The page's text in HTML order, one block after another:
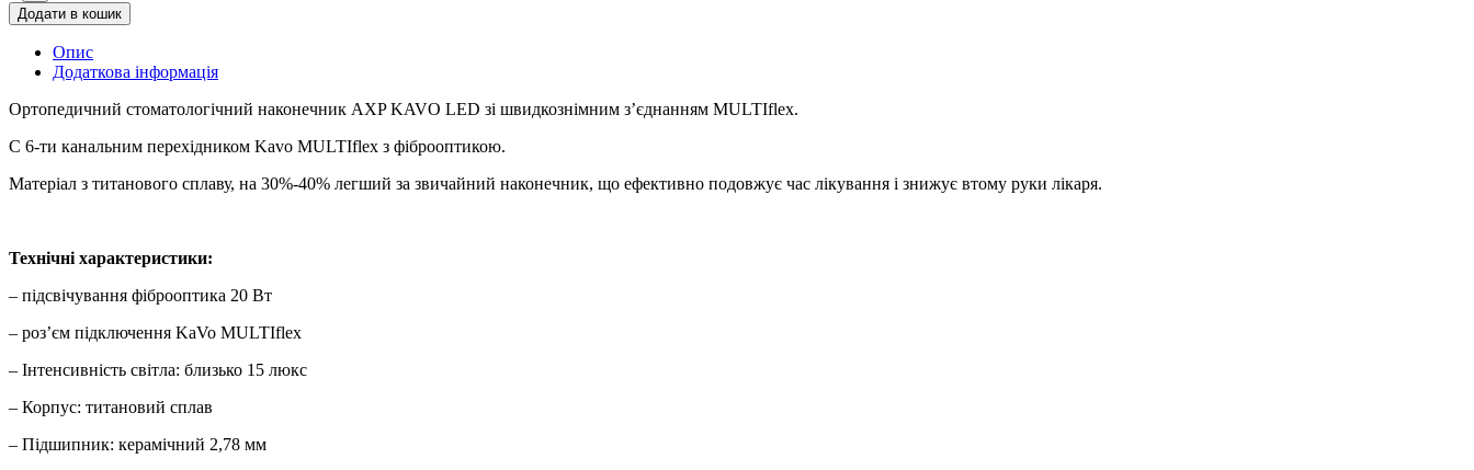
Додати в кошик
Опис
Додаткова інформація
Ортопедичний стоматологічний наконечник AXP KAVO LED зі швидкознімним з’єднанням MULTIflex.
C 6-ти канальним перехідником Kavo MULTIflex з фіброоптикою.
Матеріал з титанового сплаву, на 30%-40% легший за звичайний наконечник, що ефективно подовжує час лікування і знижує втому руки лікаря.
Технічні характеристики:
– підсвічування фіброоптика 20 Вт
– роз’єм підключення KaVo MULTIflex
– Інтенсивність світла: близько 15 люкс
– Корпус: титановий сплав
– Підшипник: керамічний 2,78 мм